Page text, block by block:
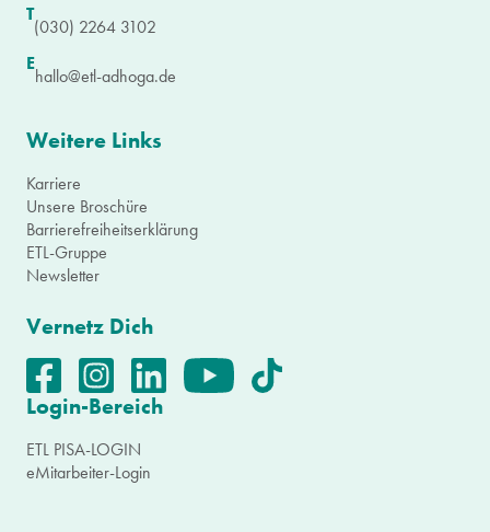
T
(030) 2264 3102
E
hallo@etl-adhoga.de
Weitere Links
Karriere
Unsere Broschüre
Barrierefreiheitserklärung
ETL-Gruppe
Newsletter
Vernetz Dich
Login-Bereich
ETL PISA-LOGIN
eMitarbeiter-Login